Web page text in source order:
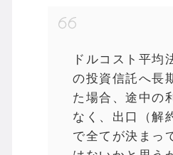
ドルコスト平均
の投資信託へ長
た場合、途中の
なく、出口（解
で全てが決まっ